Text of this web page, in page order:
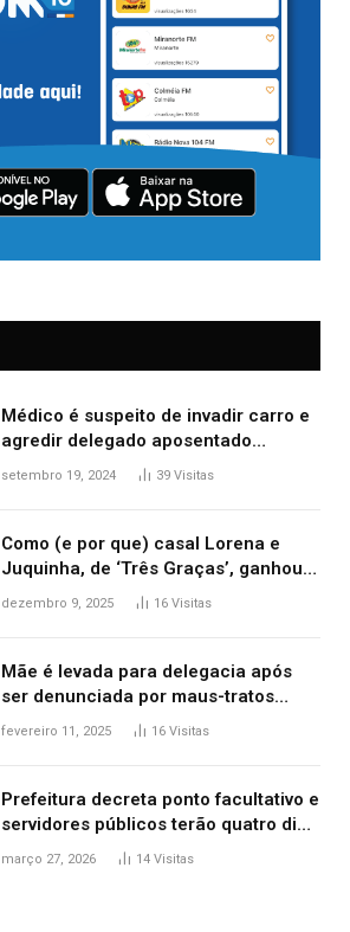
Médico é suspeito de invadir carro e
agredir delegado aposentado
durante confusão no trânsito
setembro 19, 2024 39 Visitas
Como (e por que) casal Lorena e
Juquinha, de ‘Três Graças’, ganhou
repercussão internacional
dezembro 9, 2025 16 Visitas
Mãe é levada para delegacia após
ser denunciada por maus-tratos
contra dois filhos, diz polícia
fevereiro 11, 2025 16 Visitas
Prefeitura decreta ponto facultativo e
servidores públicos terão quatro dias
de folga na Semana Santa
março 27, 2026 14 Visitas